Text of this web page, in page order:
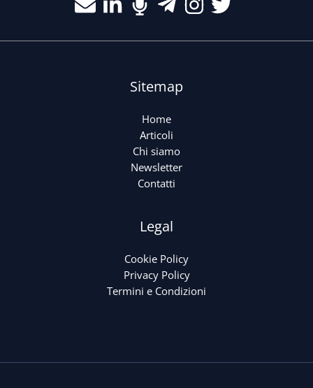
Sitemap
Home
Articoli
Chi siamo
Newsletter
Contatti
Legal
Cookie Policy
Privacy Policy
Termini e Condizioni